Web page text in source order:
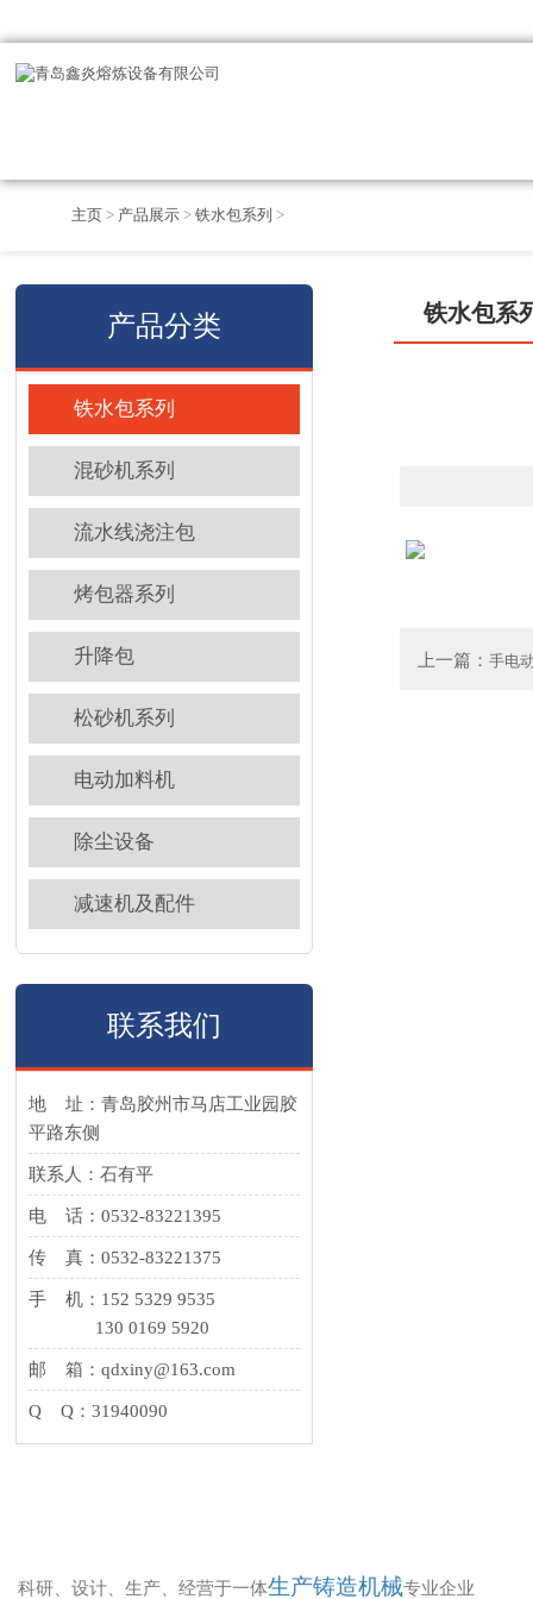
主页 > 产品展示 >铁水包系列 >
产品分类
铁水包系列
混砂机系列
流水线浇注包
烤包器系列
升降包
松砂机系列
电动加料机
除尘设备
减速机及配件
联系我们
地 址：青岛胶州市马店工业园胶
平路东侧
联系人：石有平
电 话：0532-83221395
传 真：0532-83221375
手 机：152 5329 9535
130 0169 5920
邮 箱：qdxiny@163.com
Q Q：31940090
铁水包系
上一篇： 手电
科研、设计、生产、经营于一体生产铸造机械专业企业